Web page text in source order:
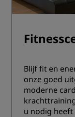
Blijf fit en
onze goed
moderne
u nodig